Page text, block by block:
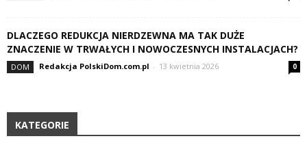
DLACZEGO REDUKCJA NIERDZEWNA MA TAK DUŻE
ZNACZENIE W TRWAŁYCH I NOWOCZESNYCH INSTALACJACH?
DOM Redakcja PolskiDom.com.pl - 13 kwietnia 2026 0
KATEGORIE